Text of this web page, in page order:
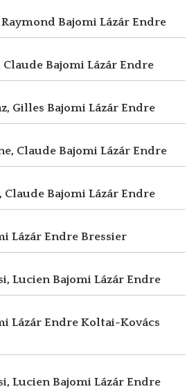
Raymond Bajomi Lázár Endre
Claude Bajomi Lázár Endre
Gilles Bajomi Lázár Endre
Claude Bajomi Lázár Endre
Claude Bajomi Lázár Endre
Lázár Endre Bressier
LucienBajomi Lázár Endre
Lázár Endre Koltai-Kovács
LucienBajomi Lázár Endre